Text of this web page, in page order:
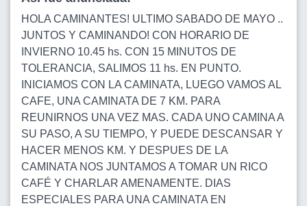
HOLA CAMINANTES! ULTIMO SABADO DE MAYO ..
JUNTOS Y CAMINANDO! CON HORARIO DE
INVIERNO 10.45 hs. CON 15 MINUTOS DE
TOLERANCIA, SALIMOS 11 hs. EN PUNTO.
INICIAMOS CON LA CAMINATA, LUEGO VAMOS AL
CAFE, UNA CAMINATA DE 7 KM. PARA
REUNIRNOS UNA VEZ MAS. CADA UNO CAMINA A
SU PASO, A SU TIEMPO, Y PUEDE DESCANSAR Y
HACER MENOS KM. Y DESPUES DE LA
CAMINATA NOS JUNTAMOS A TOMAR UN RICO
CAFÉ Y CHARLAR AMENAMENTE. DIAS
ESPECIALES PARA UNA CAMINATA EN